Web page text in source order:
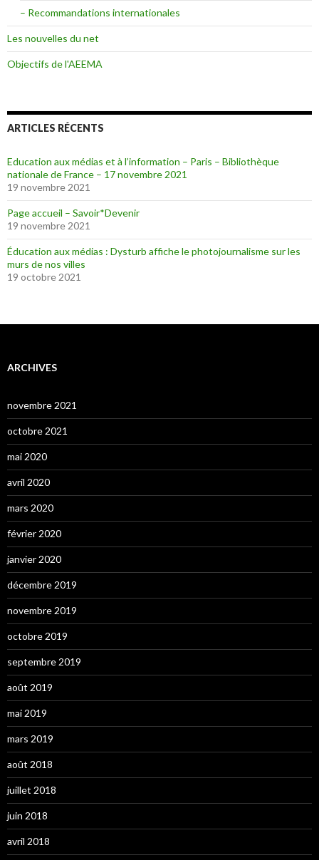
– Recommandations internationales
Les nouvelles du net
Objectifs de l'AEEMA
ARTICLES RÉCENTS
Education aux médias et à l’information – Paris – Bibliothèque
nationale de France – 17 novembre 2021
19 novembre 2021
Page accueil – Savoir*Devenir
19 novembre 2021
Éducation aux médias : Dysturb affiche le photojournalisme sur les
murs de nos villes
19 octobre 2021
ARCHIVES
novembre 2021
octobre 2021
mai 2020
avril 2020
mars 2020
février 2020
janvier 2020
décembre 2019
novembre 2019
octobre 2019
septembre 2019
août 2019
mai 2019
mars 2019
août 2018
juillet 2018
juin 2018
avril 2018